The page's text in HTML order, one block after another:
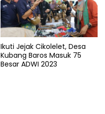
Ikuti Jejak Cikolelet, Desa
Kubang Baros Masuk 75
Besar ADWI 2023